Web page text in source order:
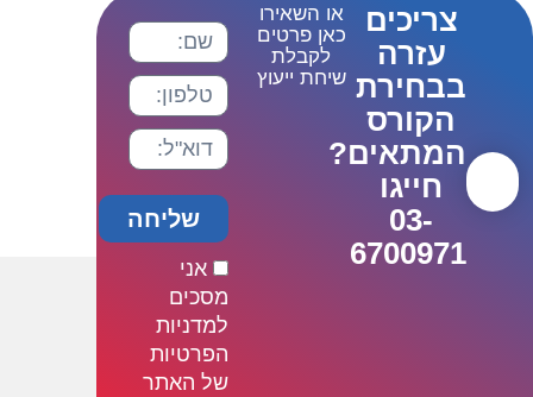
צריכים
עזרה
בבחירת
הקורס
המתאים?
חייגו
03-
6700971
או השאירו
כאן פרטים
לקבלת
שיחת ייעוץ
אני
מסכים
למדניות
הפרטיות
של האתר
שליחה